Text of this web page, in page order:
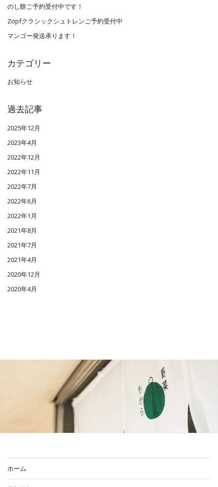
のし餅ご予約受付中です！
Zopfクラシックシュトレンご予約受付中
マンゴー発送承ります！
カテゴリー
お知らせ
過去記事
2025年12月
2023年4月
2022年12月
2022年11月
2022年7月
2022年6月
2022年1月
2021年8月
2021年7月
2021年4月
2020年12月
2020年4月
ホーム